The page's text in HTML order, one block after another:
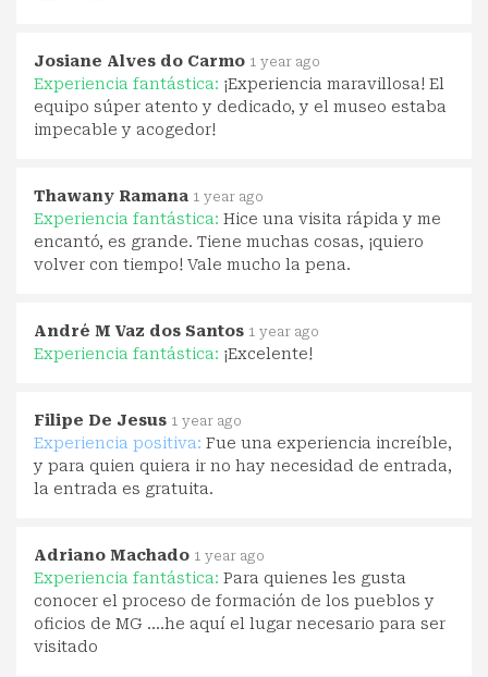
Josiane Alves do Carmo 1 year ago
Experiencia fantástica: ¡Experiencia maravillosa! El
equipo súper atento y dedicado, y el museo estaba
impecable y acogedor!
Thawany Ramana 1 year ago
Experiencia fantástica: Hice una visita rápida y me
encantó, es grande. Tiene muchas cosas, ¡quiero
volver con tiempo! Vale mucho la pena.
André M Vaz dos Santos 1 year ago
Experiencia fantástica: ¡Excelente!
Filipe De Jesus 1 year ago
Experiencia positiva: Fue una experiencia increíble,
y para quien quiera ir no hay necesidad de entrada,
la entrada es gratuita.
Adriano Machado 1 year ago
Experiencia fantástica: Para quienes les gusta
conocer el proceso de formación de los pueblos y
oficios de MG ....he aquí el lugar necesario para ser
visitado